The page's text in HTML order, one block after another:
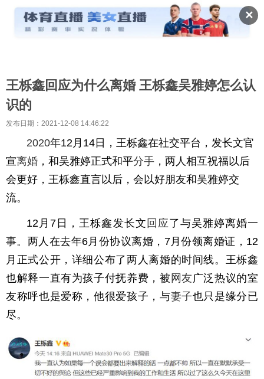
✕
王栎鑫回应为什么离婚 王栎鑫吴雅婷怎么认
识的
发布日期：2021-12-08 14:46:22
2020年12月14日，王栎鑫在社交平台，发长文官
宣离婚 ，和吴雅婷正式和平分手 ，两人相互祝福以后
会更好，王栎鑫直言以后，会以好朋友和吴雅婷交
流。
12月7日，王栎鑫发长文 回应了与吴雅婷离婚一
事。两人在去年6月份协议离婚，7月份领离婚证，12
月正式公开，详细公布了两人离婚的时间线。王栎鑫
也解释一直有为孩子付抚养费，被 网友 广泛热议的室
友称呼也是爱称，他很爱孩子，与妻子也只是缘分已
尽。